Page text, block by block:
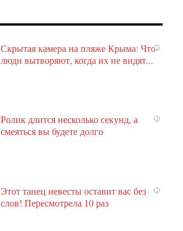
i
Скрытая камера на пляже Крыма: Что
люди вытворяют, когда их не видят...
i
Ролик длится несколько секунд, а
смеяться вы будете долго
i
Этот танец невесты оставит вас без
слов! Пересмотрела 10 раз